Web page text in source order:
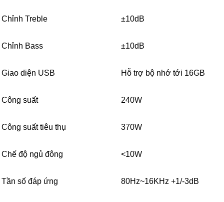
Chỉnh Treble ±10dB
Chỉnh Bass ±10dB
Giao diện USB Hỗ trợ bộ nhớ tới 16GB
Công suất 240W
Công suất tiêu thụ 370W
Chế độ ngủ đông <10W
Tần số đáp ứng 80Hz~16KHz +1/-3dB